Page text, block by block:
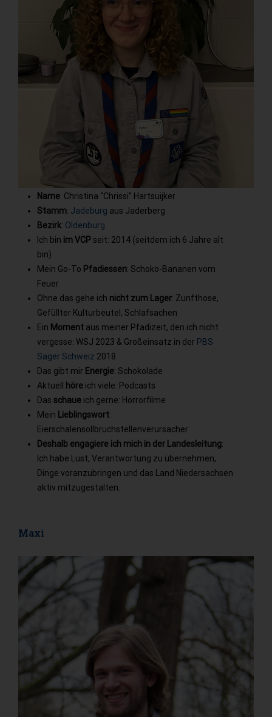
Name: Christina “Chrissi” Hartsuijker
Stamm: Jadeburg aus Jaderberg
Bezirk: Oldenburg
Ich bin im VCP seit: 2014 (seitdem ich 6 Jahre alt
bin)
Mein Go-To Pfadiessen: Schoko-Bananen vom
Feuer
Ohne das gehe ich nicht zum Lager: Zunfthose,
Gefüllter Kulturbeutel, Schlafsachen
Ein Moment aus meiner Pfadizeit, den ich nicht
vergesse: WSJ 2023 & Großeinsatz in der PBS
Sager Schweiz 2018
Das gibt mir Energie: Schokolade
Aktuell
höre ich viele: Podcasts
Dasschaue ich gerne: Horrorfilme
Mein Lieblingswort:
Eierschalensollbruchstellenverursacher
Deshalb engagiere ich mich in der Landesleitung:
Ich habe Lust, Verantwortung zu übernehmen,
Dinge voranzubringen und das Land Niedersachsen
aktiv mitzugestalten.
Maxi